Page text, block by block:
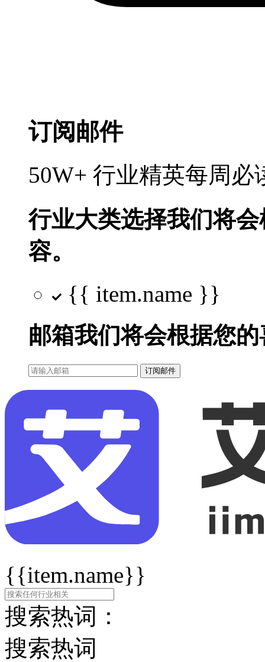
订阅邮件
50W+ 行业精英每周
行业大类选择我们将
容。
{{ item.name }}
邮箱我们将会根据您
订阅邮件
{{item.name}}
搜索热词：
搜索热词